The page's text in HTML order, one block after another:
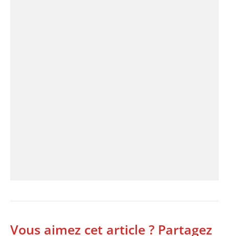
Vous aimez cet article ? Partagez